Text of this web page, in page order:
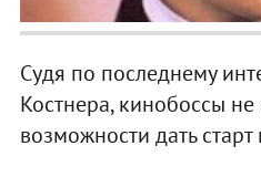
Судя по последнему
Костнера, кинобоссы
возможности дать